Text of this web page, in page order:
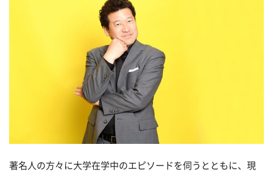
著名人の方々に大学在学中のエピソードを伺うとともに、現